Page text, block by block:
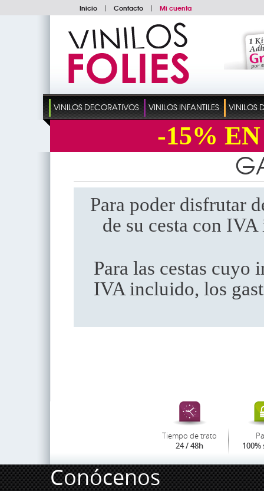
Inicio | Contacto | Mi cuenta
VINILOS DECORATIVOS VINILOS INFANTILES VINILOS
-15%
Para poder disfrutar
de su cesta con
Para las cestas cuyo
IVA incluido, los
Tiempo de trato
24 / 48h 100%
Conócenos